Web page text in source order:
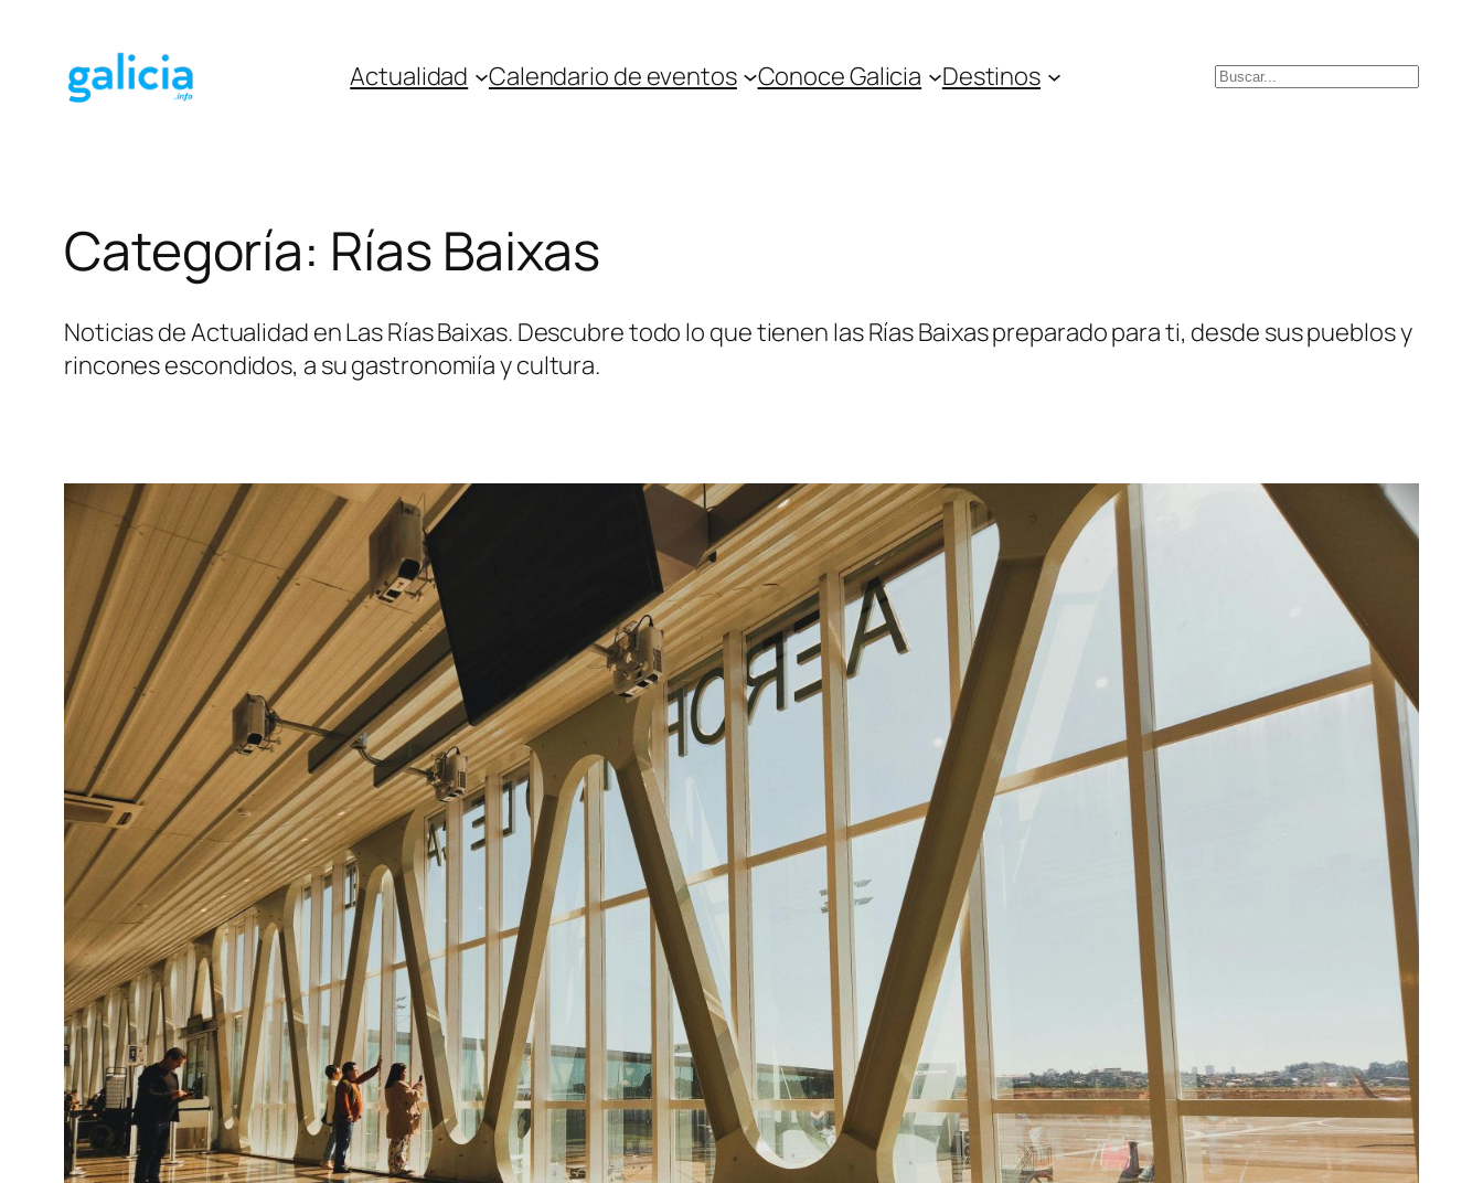
contenido
Actualidad Calendario de eventos Conoce Galicia Destinos Buscar
Categoría: Rías Baixas
Noticias de Actualidad en Las Rías Baixas. Descubre todo lo que tienen las Rías Baixas preparado para ti, desde sus pueblos y
rincones escondidos, a su gastronomiía y cultura.